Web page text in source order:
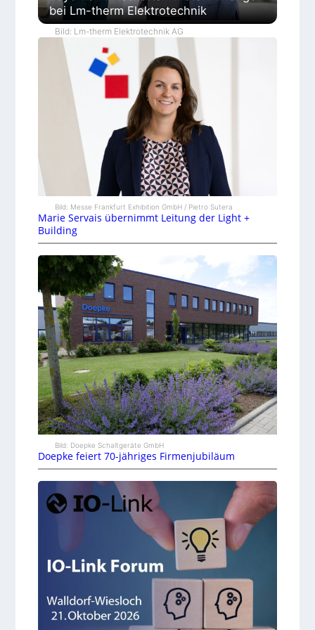
bei Lm-therm Elektrotechnik
Bild: Lm-therm Elektrotechnik AG
Bild: Messe Frankfurt Exhibition GmbH / Pietro Sutera
Marie Servais übernimmt Leitung der Light +
Building
Bild: Doepke Schaltgeräte GmbH
Doepke feiert 70-jähriges Firmenjubiläum